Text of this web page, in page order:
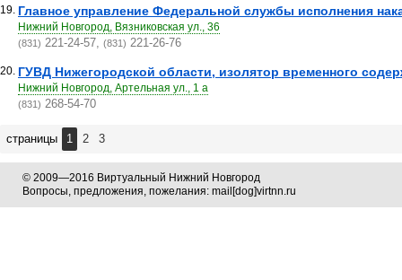
19. Главное управление Федеральной службы исполнения
Нижний Новгород, Вязниковская ул., 36
(831) 221-24-57, (831) 221-26-76
20. ГУВД Нижегородской области, изолятор временного
Нижний Новгород, Артельная ул., 1 а
(831) 268-54-70
страницы 1 2 3
© 2009—2016 Виртуальный Нижний Новгород
Вопросы, предложения, пожелания: mail[dog]virtnn.ru